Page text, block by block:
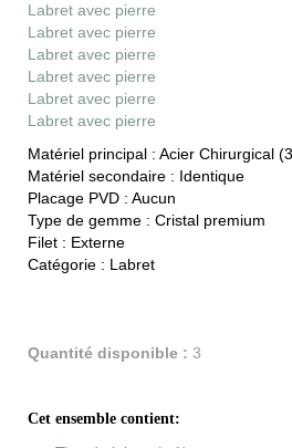
Labret avec pierre
Labret avec pierre
Labret avec pierre
Labret avec pierre
Labret avec pierre
Labret avec pierre
Matériel principal : Acier Chirurgical
Matériel secondaire : Identique
Placage PVD : Aucun
Type de gemme : Cristal premium
Filet : Externe
Catégorie : Labret
Quantité disponible : 3
Cet ensemble contient: